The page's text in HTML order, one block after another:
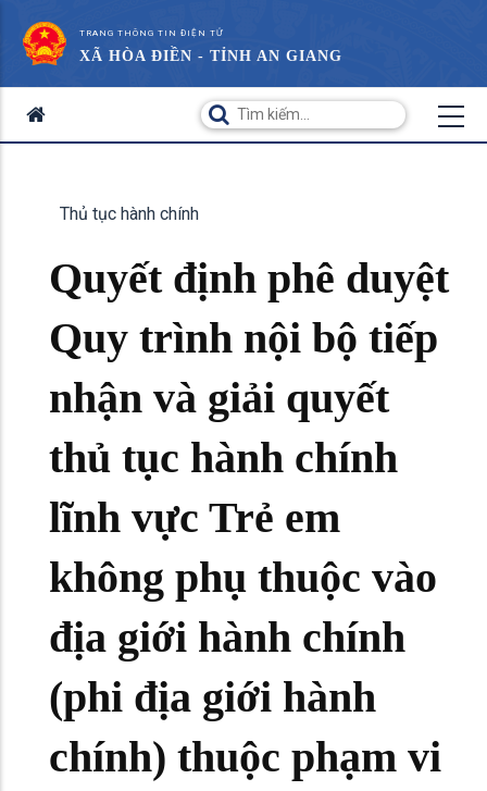
TRANG THÔNG TIN ĐIỆN TỬ
XÃ HÒA ĐIỀN - TỈNH AN GIANG
Thủ tục hành chính
Quyết định phê duyệt
Quy trình nội bộ tiếp
nhận và giải quyết
thủ tục hành chính
lĩnh vực Trẻ em
không phụ thuộc vào
địa giới hành chính
(phi địa giới hành
chính) thuộc phạm vi